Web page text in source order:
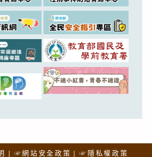
☞網站安全政策 ☞隱私權政策